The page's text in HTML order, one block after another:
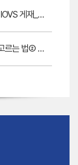
강성용 원장 ARVO 2026 연구, IOVS 게재__스마일·스마트노바 시력교정술 중심 보정 전략
[의료진 칼럼] ICL 잘하는 안과 고르는 법② 렌즈 사이즈·볼팅·토릭 ICL